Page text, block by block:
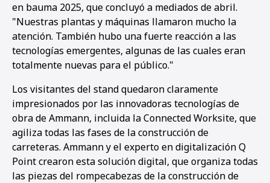
en bauma 2025, que concluyó a mediados de abril.
"Nuestras plantas y máquinas llamaron mucho la
atención. También hubo una fuerte reacción a las
tecnologías emergentes, algunas de las cuales eran
totalmente nuevas para el público."
Los visitantes del stand quedaron claramente
impresionados por las innovadoras tecnologías de
obra de Ammann, incluida la Connected Worksite, que
agiliza todas las fases de la construcción de
carreteras. Ammann y el experto en digitalización Q
Point crearon esta solución digital, que organiza todas
las piezas del rompecabezas de la construcción de